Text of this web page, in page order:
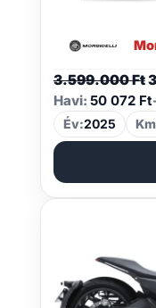
3.599.000Ft
Havi: 50 072 Ft
Év:2025